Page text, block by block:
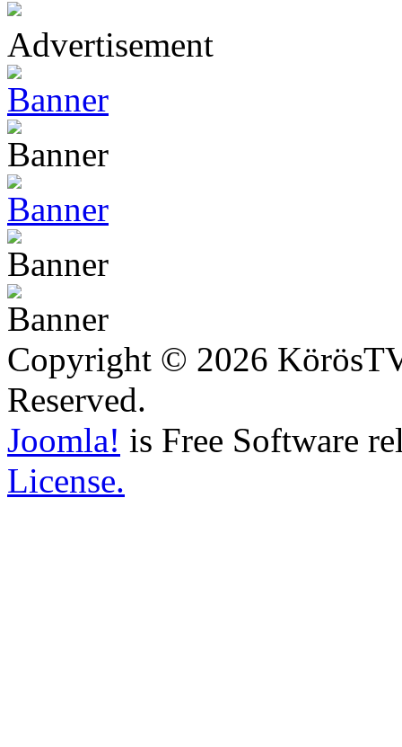
Advertisement
Copyright © 2026
Reserved.
Joomla! is Free Software
License.